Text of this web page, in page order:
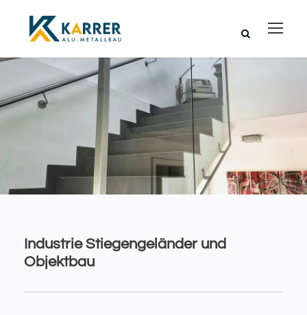
Industrie Stiegengeländer und
Objektbau